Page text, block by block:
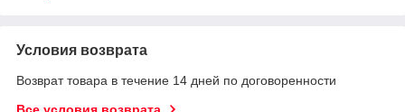
Условия возврата
Возврат товара в течение 14 дней по договоренности
Все условия возврата